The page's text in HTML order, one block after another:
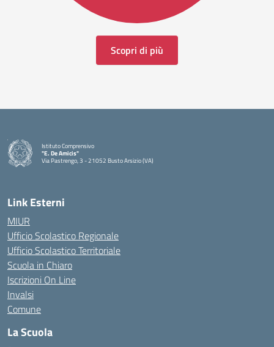
Scopri di più
Istituto Comprensivo
"E. De Amicis"
Via Pastrengo, 3 - 21052 Busto Arsizio (VA)
Link Esterni
MIUR
Ufficio Scolastico Regionale
Ufficio Scolastico Territoriale
Scuola in Chiaro
Iscrizioni On Line
Invalsi
Comune
La Scuola